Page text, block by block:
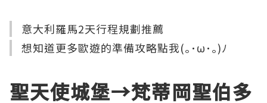
意大利羅馬2天行程規劃推薦
想知道更多歐遊的準備攻略點我(｡･ω･｡)ﾉ
聖天使城堡→梵蒂岡聖伯多